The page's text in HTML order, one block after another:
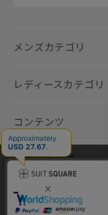
メンズカテゴリ
レディースカテゴリ
コンテンツ
規約・ヘルプ
当サイトでは利用体験の
ックの分析を目的として
された場合、Cookieの利